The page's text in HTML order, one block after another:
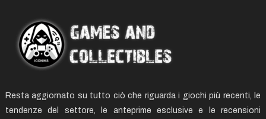
Resta aggiornato su tutto ciò che riguarda i giochi più recenti, le
tendenze del settore, le anteprime esclusive e le recensioni